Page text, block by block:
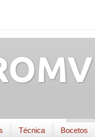
Técnica Bocetos